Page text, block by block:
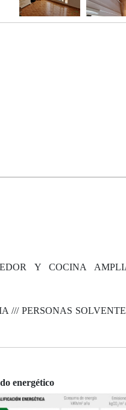
Y COCINA
/// PERSONAS
energético